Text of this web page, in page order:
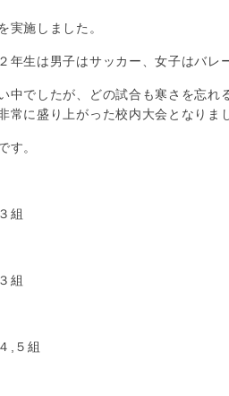
実施しました。
年生は男子はサッカー、女子はバレ
中でしたが、どの試合も寒さを忘れ
に盛り上がった校内大会となりま
す。
組
組
組